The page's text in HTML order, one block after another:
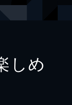
しめ